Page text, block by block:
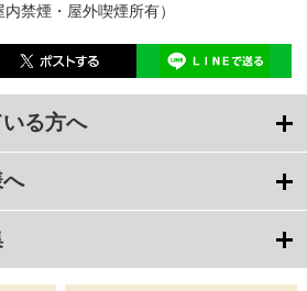
る方へ
禁煙・屋外喫煙所有）